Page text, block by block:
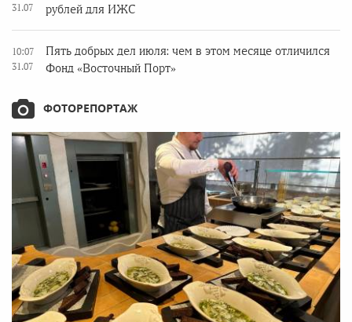
31.07
рублей для ИЖС
10:07
31.07
Пять добрых дел июля: чем в этом месяце отличился
Фонд «Восточный Порт»
ФОТОРЕПОРТАЖ